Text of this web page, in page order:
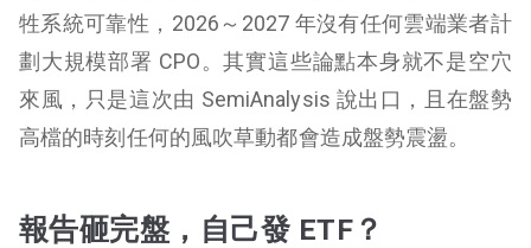
牲系統可靠性，2026～2027 年沒有任何雲端業者計
劃大規模部署 CPO。其實這些論點本身就不是空穴
來風，只是這次由 SemiAnalysis 說出口，且在盤勢
高檔的時刻任何的風吹草動都會造成盤勢震盪。
報告砸完盤，自己發 ETF？